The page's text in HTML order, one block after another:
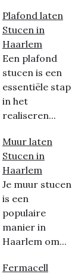
Plafond laten
Stucen in
Haarlem
Een plafond
stucen is een
essentiële stap
in het
realiseren...
Muur laten
Stucen in
Haarlem
Je muur stucen
is een
populaire
manier in
Haarlem om...
Fermacell